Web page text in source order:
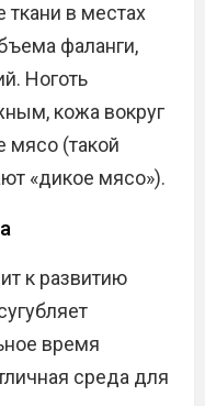
ткани в местах
фаланги,
Ноготь
кожа вокруг
мясо (такой
«дикое мясо»).
к развитию
время
среда для